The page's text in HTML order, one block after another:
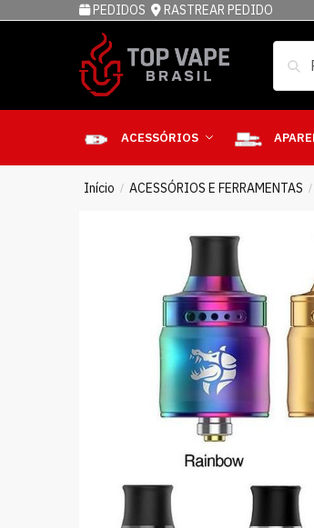
PEDIDOS RASTREAR PEDIDO
ACESSÓRIOS
Início / ACESSÓRIOS E FERRAMENTAS /